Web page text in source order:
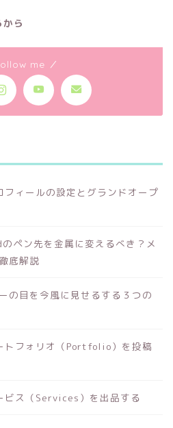
ら
me ／
ィールの設定とグランドオープ
ペン先を金属に変えるべき？メ
底解説
の目を今風に見せるする３つの
トフォリオ（Portfolio）を投稿
ビス（Services）を出品する